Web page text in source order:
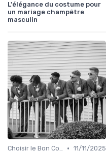
L'élégance du costume pour
un mariage champêtre
masculin
Choisir le Bon Costume • 11/11/2025